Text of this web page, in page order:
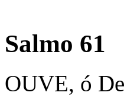
Salmo 61
OUVE, ó